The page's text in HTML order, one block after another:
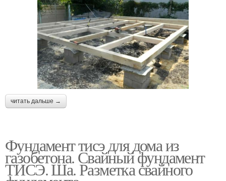
читать дальше →
Фундамент тисэ для дома из
газобетона. Свайный фундамент
ТИСЭ. Ша. Разметка свайного